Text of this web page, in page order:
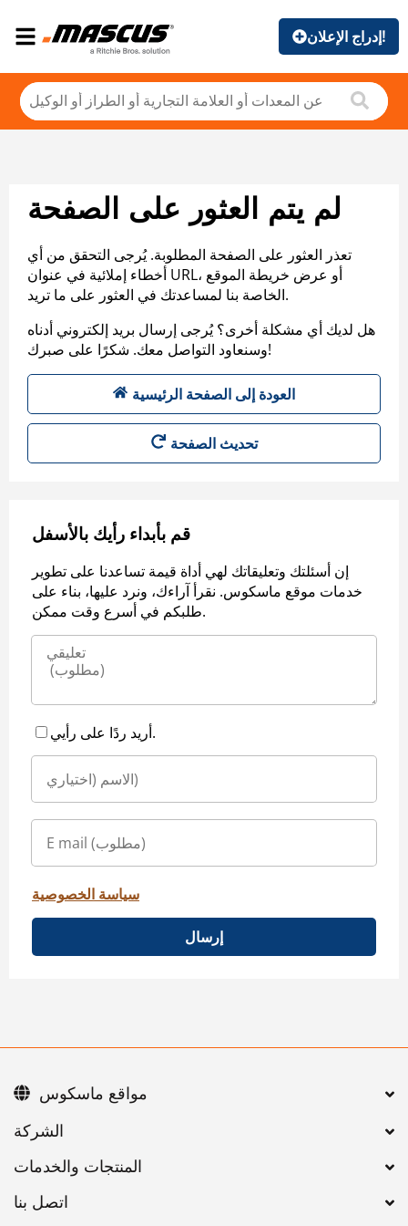
إدراج الإعلان!
لم يتم العثور على الصفحة
تعذر العثور على الصفحة المطلوبة. يُرجى التحقق من أي
أخطاء إملائية في عنوان URL، أو عرض خريطة الموقع
الخاصة بنا لمساعدتك في العثور على ما تريد.
هل لديك أي مشكلة أخرى؟ يُرجى إرسال بريد إلكتروني أدناه
وسنعاود التواصل معك. شكرًا على صبرك!
العودة إلى الصفحة الرئيسية
تحديث الصفحة
قم بأبداء رأيك بالأسفل
إن أسئلتك وتعليقاتك لهي أداة قيمة تساعدنا على تطوير
خدمات موقع ماسكوس. نقرأ آراءك، ونرد عليها، بناء على
طلبكم في أسرع وقت ممكن.
أريد ردًا على رأيي.
سياسة الخصوصية
إرسال
اتصل بنا
مواقع ماسكوس